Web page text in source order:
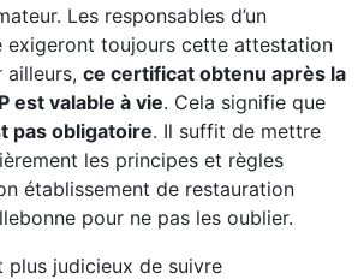
Les responsables d’un
exigeront toujours cette attestation
ailleurs, ce certificat obtenu après la
est valable à vie. Cela signifie que
pas obligatoire. Il suffit de mettre
les principes et règles
établissement de restauration
pour ne pas les oublier.
plus judicieux de suivre